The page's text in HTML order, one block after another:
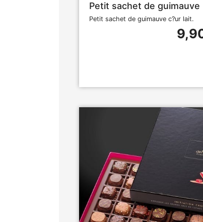
Petit sachet de guimauve
Petit sachet de guimauve c?ur lait.